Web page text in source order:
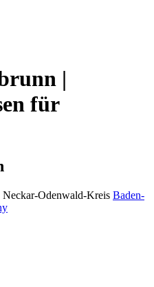
|
für
Neckar-Odenwald-Kreis Baden-